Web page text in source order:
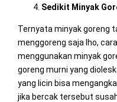
Sedikit Minyak
Ternyata minyak goreng
menggoreng saja lho,
menggunakan minyak
goreng murni yang
yang licin bisa
jika bercak tersebut